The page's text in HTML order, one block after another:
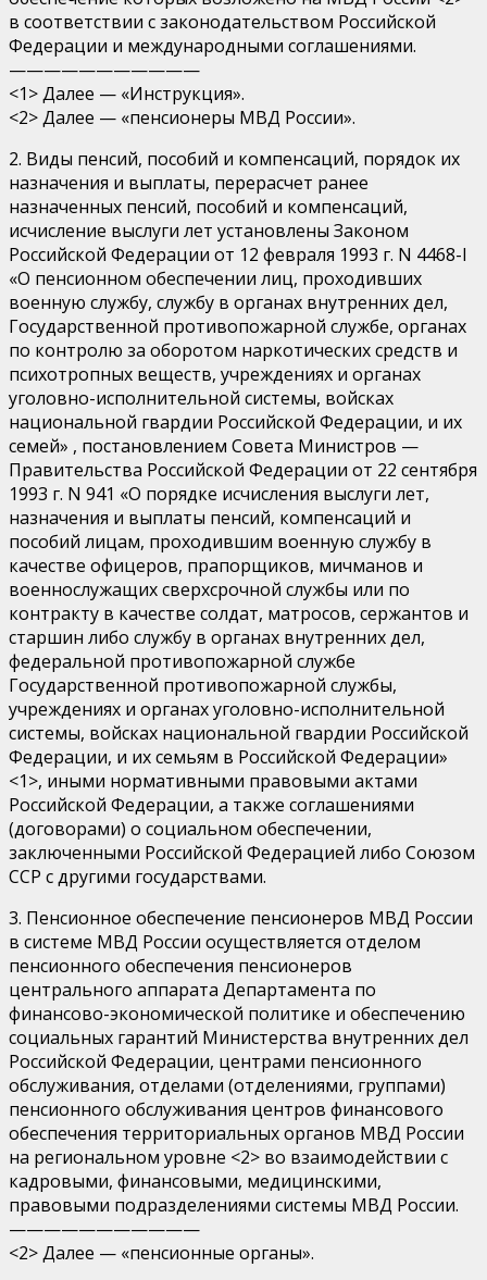
в соответствии с законодательством Российской
Федерации и международными соглашениями.
———————————
<1> Далее — «Инструкция».
<2> Далее — «пенсионеры МВД России».
2. Виды пенсий, пособий и компенсаций, порядок их
назначения и выплаты, перерасчет ранее
назначенных пенсий, пособий и компенсаций,
исчисление выслуги лет установлены Законом
Российской Федерации от 12 февраля 1993 г. N 4468-I
«О пенсионном обеспечении лиц, проходивших
военную службу, службу в органах внутренних дел,
Государственной противопожарной службе, органах
по контролю за оборотом наркотических средств и
психотропных веществ, учреждениях и органах
уголовно-исполнительной системы, войсках
национальной гвардии Российской Федерации, и их
семей» , постановлением Совета Министров —
Правительства Российской Федерации от 22 сентября
1993 г. N 941 «О порядке исчисления выслуги лет,
назначения и выплаты пенсий, компенсаций и
пособий лицам, проходившим военную службу в
качестве офицеров, прапорщиков, мичманов и
военнослужащих сверхсрочной службы или по
контракту в качестве солдат, матросов, сержантов и
старшин либо службу в органах внутренних дел,
федеральной противопожарной службе
Государственной противопожарной службы,
учреждениях и органах уголовно-исполнительной
системы, войсках национальной гвардии Российской
Федерации, и их семьям в Российской Федерации»
<1>, иными нормативными правовыми актами
Российской Федерации, а также соглашениями
(договорами) о социальном обеспечении,
заключенными Российской Федерацией либо Союзом
ССР с другими государствами.
3. Пенсионное обеспечение пенсионеров МВД России
в системе МВД России осуществляется отделом
пенсионного обеспечения пенсионеров
центрального аппарата Департамента по
финансово-экономической политике и обеспечению
социальных гарантий Министерства внутренних дел
Российской Федерации, центрами пенсионного
обслуживания, отделами (отделениями, группами)
пенсионного обслуживания центров финансового
обеспечения территориальных органов МВД России
на региональном уровне <2> во взаимодействии с
кадровыми, финансовыми, медицинскими,
правовыми подразделениями системы МВД России.
———————————
<2> Далее — «пенсионные органы».